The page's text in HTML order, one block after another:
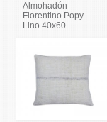
Almohadón
Fiorentino Popy
Lino 40x60